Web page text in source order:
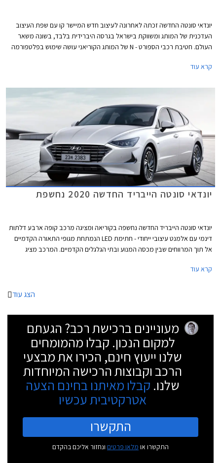
יונדאי סונטה החדשה זכתה לאחרונה לעיצוב חדש המיישר קו עם שפת העיצוב
העדכנית של המותג ומשווקת בישראל בגרסה היברידית בלבד, בשונה משאר
העולם. חטיבת רכבי הספורט - N של המותג הקוריאני עושה שימוש בפלטפורמה
וביחידות ההנעה, כפי שנעשה לאחרונה גם ביונדאי i30 N.
קרא עוד
יונדאי סונטה הייבריד החדשה 2020 נחשפת
יונדאי סונטה הייבריד החדשה נחשפה בקוריאה ומציגה מרכב קופה ארבע דלתות
דינמי עם אלמנט עיצובי ייחודי - חתימת LED הנמתחת מגופי התאורה הקדמיים
אל תוך המרווחים שבין מכסה המנוע ובתי הגלגלים הקדמיים. המרכב מציג
קרא עוד
הצג עוד
מעוניינים ברכישת רכב? הגעתם
למקום הנכון. קבלו מהמומחים
שלנו ייעוץ חינם, הכירו את מבצעי
הרכב וקבוצות הרכישה המיוחדות
שלנו. קבלו מאיתנו בחינם הצעה
אטרקטיבית עכשיו
התקשרו
התקשרו או מלאו פרטים ונחזור אליכם בהקדם